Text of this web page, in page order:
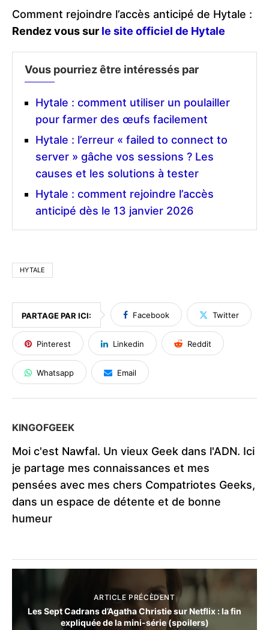
Comment rejoindre l’accès anticipé de Hytale :
Rendez vous sur le site officiel de Hytale
Vous pourriez être intéressés par
Hytale : comment utiliser un poulailler
pour farmer des œufs facilement
Hytale : l’erreur « failed to connect to
server » gâche vos sessions ? Les
causes et les solutions à tester
Hytale : comment rejoindre l’accès
anticipé dès le 13 janvier 2026
HYTALE
PARTAGE PAR ICI: Facebook Twitter
Pinterest Linkedin Reddit
Whatsapp Email
KINGOFGEEK
Moi c'est Nawfal. Un vieux Geek dans l'ADN. Ici
je partage mes connaissances et mes
pensées avec mes chers Compatriotes Geeks,
dans un espace de détente et de bonne
humeur
ARTICLE PRÉCÈDENT
Les Sept Cadrans d’Agatha Christie sur Netflix : la fin
expliquée de la mini-série (spoilers)